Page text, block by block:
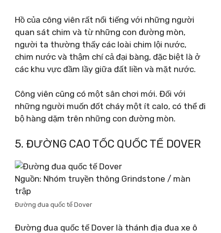
Hồ của công viên rất nổi tiếng với những người
quan sát chim và từ những con đường mòn,
người ta thường thấy các loài chim lội nước,
chim nước và thậm chí cả đại bàng, đặc biệt là ở
các khu vực đầm lầy giữa đất liền và mặt nước.
Công viên cũng có một sân chơi mới. Đối với
những người muốn đốt cháy một ít calo, có thể đi
bộ hàng dặm trên những con đường mòn.
5. ĐƯỜNG CAO TỐC QUỐC TẾ DOVER
Nguồn: Nhóm truyền thông Grindstone / màn
trập
Đường đua quốc tế Dover
Đường đua quốc tế Dover là thánh địa đua xe ô